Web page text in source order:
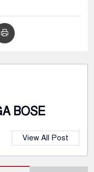
BOSE
View All Post